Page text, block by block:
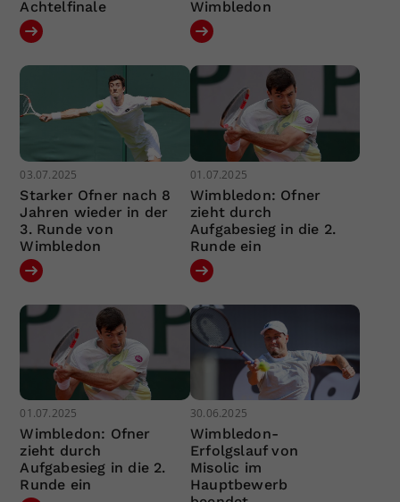
Achtelfinale Wimbledon
03.07.2025
Starker Ofner nach 8
Jahren wieder in der
3. Runde von
Wimbledon
01.07.2025
Wimbledon: Ofner
zieht durch
Aufgabesieg in die 2.
Runde ein
01.07.2025
Wimbledon: Ofner
zieht durch
Aufgabesieg in die 2.
Runde ein
30.06.2025
Wimbledon-
Erfolgslauf von
Misolic im
Hauptbewerb